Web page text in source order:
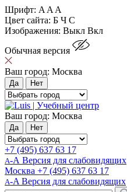
Шрифт: A A A
Цвет сайта: Б Ч С
Изображения: Выкл Вкл
Обычная версия
Ваш город: Москва
Да Нет
Ваш город: Москва
Да Нет
+7 (495) 637 63 17
А-А Версия для слабовидящих
Москва +7 (495) 637 63 17
A-A Версия для слабовидящих